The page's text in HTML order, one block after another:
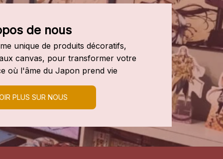
de nous
unique de produits décoratifs,
canvas, pour transformer votre
où l'âme du Japon prend vie
PLUS SUR NOUS